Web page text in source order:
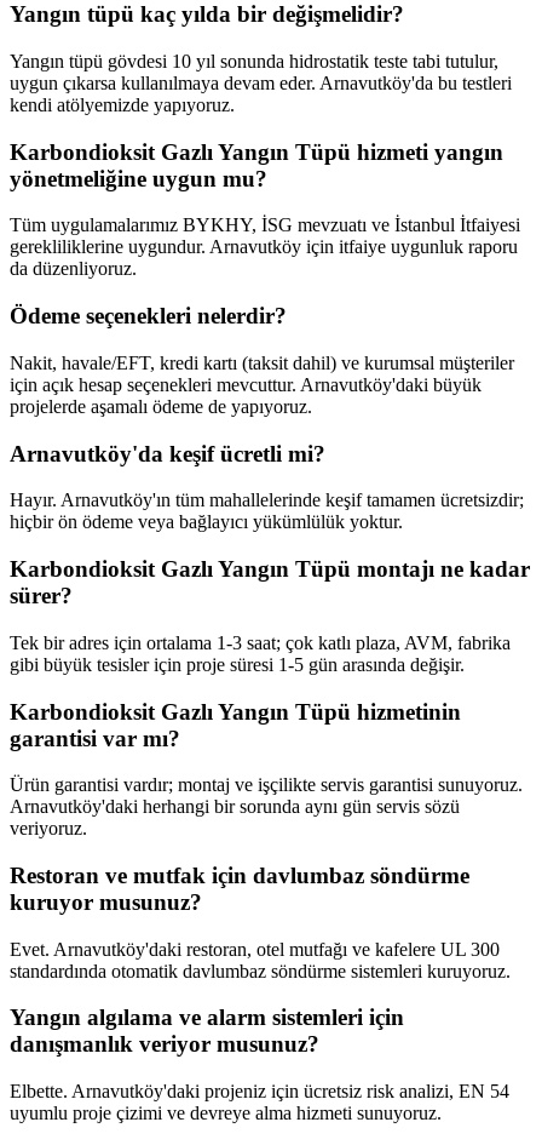
Yangın tüpü kaç yılda bir değişmelidir?
Yangın tüpü gövdesi 10 yıl sonunda hidrostatik teste tabi tutulur,
uygun çıkarsa kullanılmaya devam eder. Arnavutköy'da bu testleri
kendi atölyemizde yapıyoruz.
Karbondioksit Gazlı Yangın Tüpü hizmeti yangın
yönetmeliğine uygun mu?
Tüm uygulamalarımız BYKHY, İSG mevzuatı ve İstanbul İtfaiyesi
gerekliliklerine uygundur. Arnavutköy için itfaiye uygunluk raporu
da düzenliyoruz.
Ödeme seçenekleri nelerdir?
Nakit, havale/EFT, kredi kartı (taksit dahil) ve kurumsal müşteriler
için açık hesap seçenekleri mevcuttur. Arnavutköy'daki büyük
projelerde aşamalı ödeme de yapıyoruz.
Arnavutköy'da keşif ücretli mi?
Hayır. Arnavutköy'ın tüm mahallelerinde keşif tamamen ücretsizdir;
hiçbir ön ödeme veya bağlayıcı yükümlülük yoktur.
Karbondioksit Gazlı Yangın Tüpü montajı ne kadar
sürer?
Tek bir adres için ortalama 1-3 saat; çok katlı plaza, AVM, fabrika
gibi büyük tesisler için proje süresi 1-5 gün arasında değişir.
Karbondioksit Gazlı Yangın Tüpü hizmetinin
garantisi var mı?
Ürün garantisi vardır; montaj ve işçilikte servis garantisi sunuyoruz.
Arnavutköy'daki herhangi bir sorunda aynı gün servis sözü
veriyoruz.
Restoran ve mutfak için davlumbaz söndürme
kuruyor musunuz?
Evet. Arnavutköy'daki restoran, otel mutfağı ve kafelere UL 300
standardında otomatik davlumbaz söndürme sistemleri kuruyoruz.
Yangın algılama ve alarm sistemleri için
danışmanlık veriyor musunuz?
Elbette. Arnavutköy'daki projeniz için ücretsiz risk analizi, EN 54
uyumlu proje çizimi ve devreye alma hizmeti sunuyoruz.